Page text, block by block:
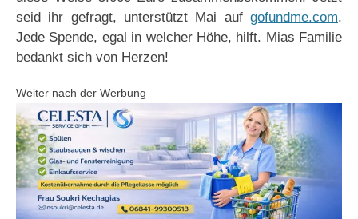
seid ihr gefragt, unterstützt Mai auf gofundme.com.
Jede Spende, egal in welcher Höhe, hilft. Mias Familie
bedankt sich von Herzen!
Weiter nach der Werbung